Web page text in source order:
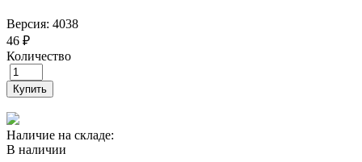
Версия: 4038
46 ₽
Количество
Купить
Наличие на складе:
В наличии